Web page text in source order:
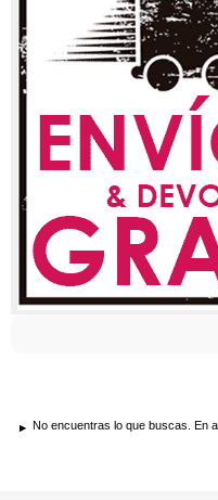
No encuentras lo que buscas. En